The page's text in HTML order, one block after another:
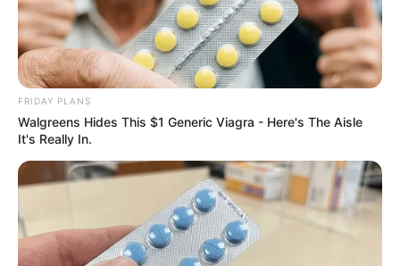
FRIDAY PLANS
Walgreens Hides This $1 Generic Viagra - Here's The Aisle
It's Really In.